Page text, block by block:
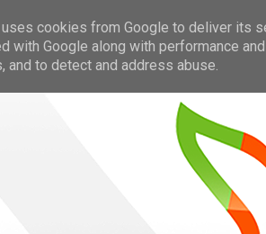
cookies from Google to deliver its
with Google along with performance
and to detect and address abuse.